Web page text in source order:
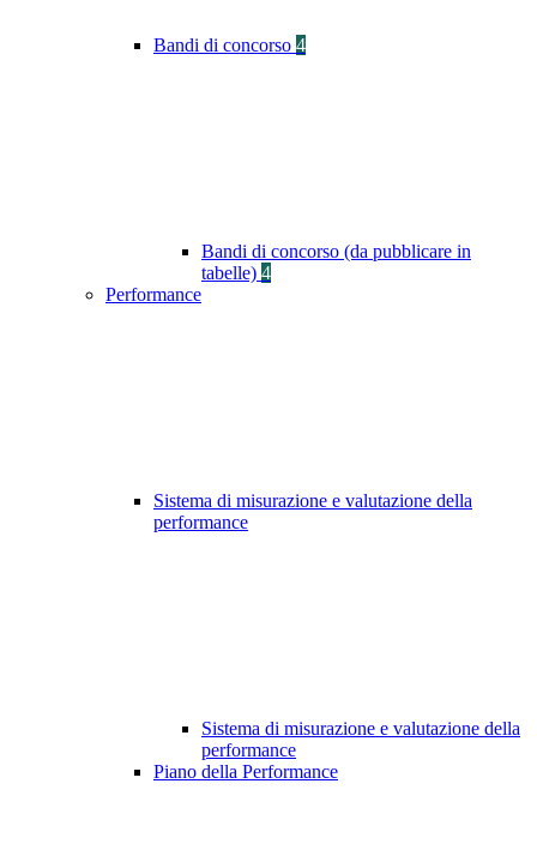
Bandi di concorso 4
Bandi di concorso (da pubblicare in
tabelle) 4
Performance
Sistema di misurazione e valutazione della
performance
Sistema di misurazione e valutazione della
performance
Piano della Performance